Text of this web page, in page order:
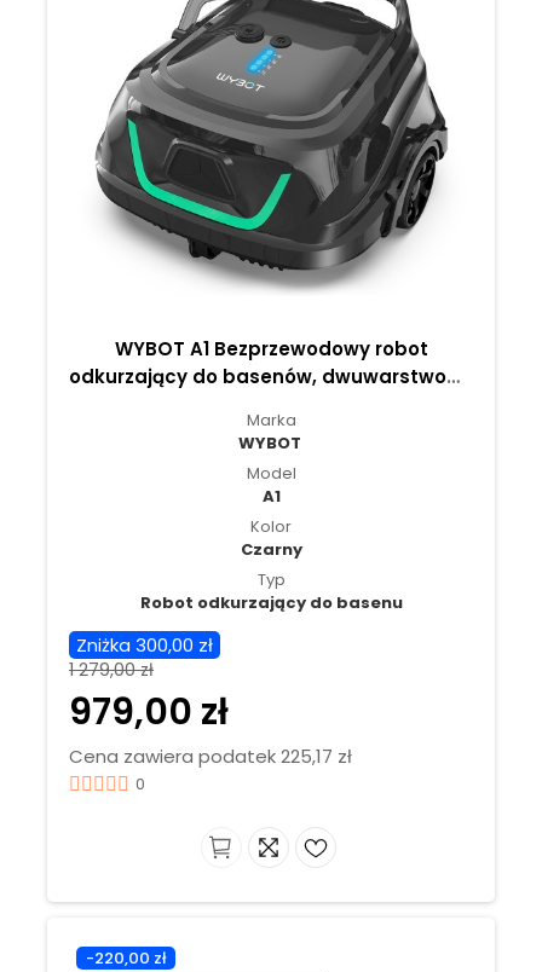
WYBOT A1 Bezprzewodowy robot
odkurzający do basenów, dwuwarstwowy
Czarny
Marka
WYBOT
Model
A1
Kolor
Czarny
Typ
Robot odkurzający do basenu
Zniżka 300,00 zł
1 279,00 zł
979,00 zł
Cena zawiera podatek 225,17 zł
0
-220,00 zł